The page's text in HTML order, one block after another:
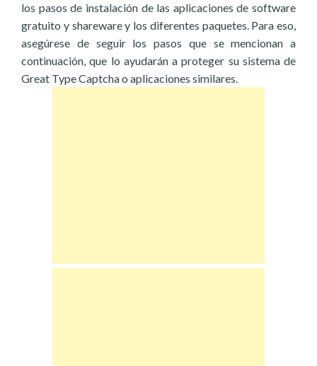
los pasos de instalación de las aplicaciones de software
gratuito y shareware y los diferentes paquetes. Para eso,
asegúrese de seguir los pasos que se mencionan a
continuación, que lo ayudarán a proteger su sistema de
Great Type Captcha o aplicaciones similares.